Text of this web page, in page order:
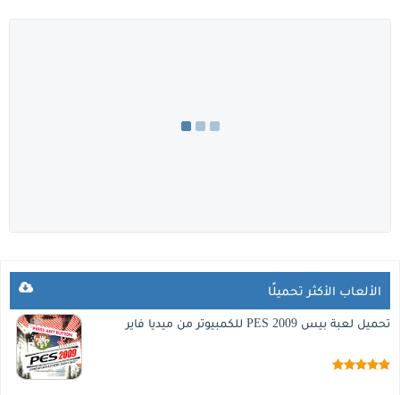
الألعاب الأكثر تحميلًا
تحميل لعبة بيس 2009 PES للكمبيوتر من ميديا فاير